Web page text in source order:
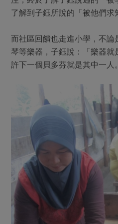
了解到子鈺所說的「被他們求
而社區回饋也走進小學，不
琴等樂器，子鈺說：「樂器
許下一個貝多芬就是其中一人